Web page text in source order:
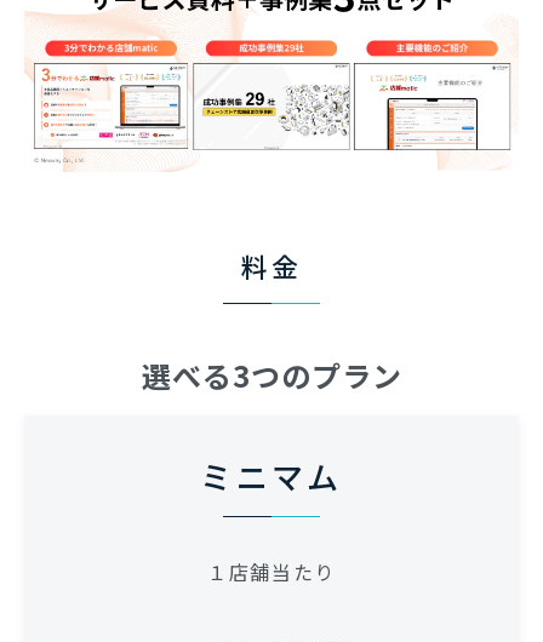
料金
選べる3つのプラン
ミニマム
１店舗当たり